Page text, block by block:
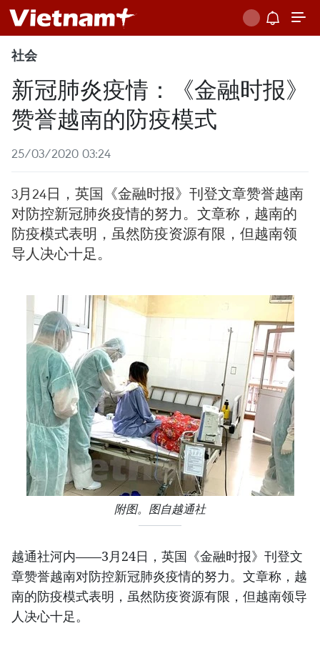
社会
新冠肺炎疫情：《金融时报》
赞誉越南的防疫模式
25/03/2020 03:24
3月24日，英国《金融时报》刊登文章赞誉越南
对防控新冠肺炎疫情的努力。文章称，越南的
防疫模式表明，虽然防疫资源有限，但越南领
导人决心十足。
附图。图自越通社
越通社河内——3月24日，英国《金融时报》刊登文
章赞誉越南对防控新冠肺炎疫情的努力。文章称，越
南的防疫模式表明，虽然防疫资源有限，但越南领导
人决心十足。